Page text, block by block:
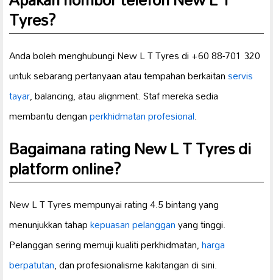
Tyres?
Anda boleh menghubungi New L T Tyres di +60 88-701 320
untuk sebarang pertanyaan atau tempahan berkaitanservis
tayar, balancing, atau alignment. Staf mereka sedia
membantu denganperkhidmatan profesional.
Bagaimana rating New L T Tyres di
platform online?
New L T Tyres mempunyai rating 4.5 bintang yang
menunjukkan tahapkepuasan pelangganyang tinggi.
Pelanggan sering memuji kualiti perkhidmatan,harga
berpatutan, dan profesionalisme kakitangan di sini.